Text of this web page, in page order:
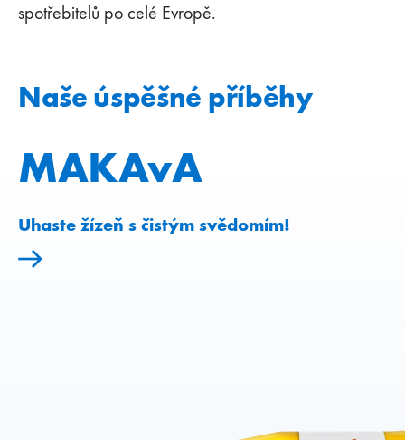
spotřebitelů po celé Evropě.
Naše úspěšné příběhy
MAKAvA
Uhaste žízeň s čistým svědomím!